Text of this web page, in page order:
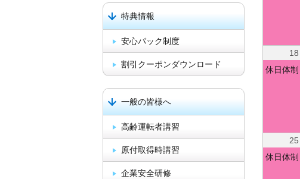
18
休日体制
25
休日体制
特典情報
安心パック制度
割引クーポンダウンロード
一般の皆様へ
高齢運転者講習
原付取得時講習
企業安全研修